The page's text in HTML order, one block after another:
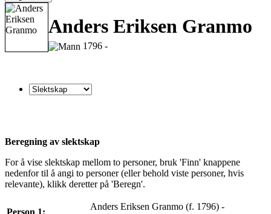
Anders Eriksen Granmo
1796 -
Beregning av slektskap
For å vise slektskap mellom to personer, bruk 'Finn' knappene
nedenfor til å angi to personer (eller behold viste personer, hvis
relevante), klikk deretter på 'Beregn'.
Anders Eriksen Granmo (f. 1796) -